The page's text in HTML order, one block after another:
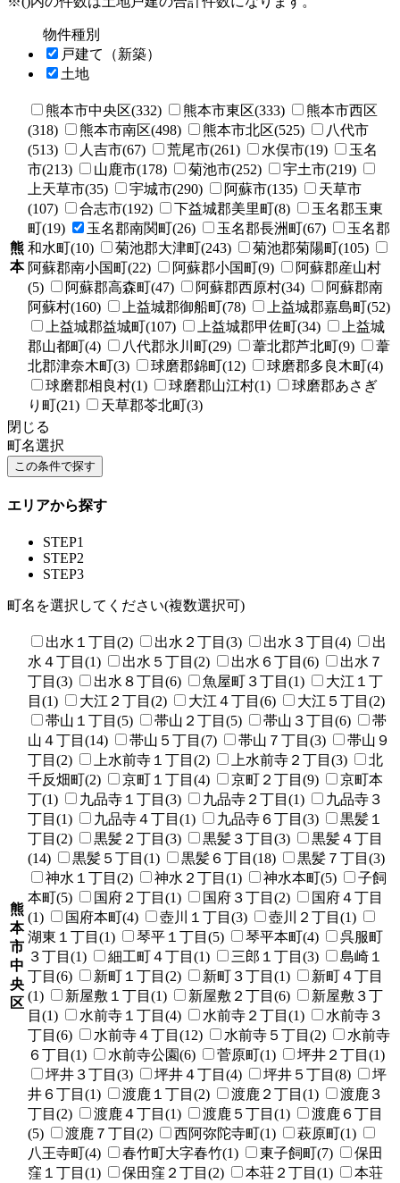
物件種別
戸建て（新築）
土地
熊
本
熊本市中央区(332) 熊本市東区(333)
熊本市西区
(318)
熊本市南区(498) 熊本市北区(525)
八代市
(513)
人吉市(67) 荒尾市(261) 水俣市(19)
玉名
市(213)
山鹿市(178) 菊池市(252)
宇土市(219)
上天草市(35)
宇城市(290) 阿蘇市(135)
天草市
(107)
合志市(192) 下益城郡美里町(8)
玉名郡玉東
町(19)
玉名郡南関町(26) 玉名郡長洲町(67)
玉名郡
和水町(10)
菊池郡大津町(243)
菊池郡菊陽町(105)
阿蘇郡南小国町(22)
阿蘇郡小国町(9)
阿蘇郡産山村
(5)
阿蘇郡高森町(47) 阿蘇郡西原村(34)
阿蘇郡南
阿蘇村(160)
上益城郡御船町(78)
上益城郡嘉島町(52)
上益城郡益城町(107)
上益城郡甲佐町(34)
上益城
郡山都町(4)
八代郡氷川町(29) 葦北郡芦北町(9)
葦
北郡津奈木町(3)
球磨郡錦町(12)
球磨郡多良木町(4)
球磨郡相良村(1)
球磨郡山江村(1)
球磨郡あさぎ
り町(21)
天草郡苓北町(3)
閉じる
町名選択
エリアから探す
STEP1
STEP2
STEP3
町名を選択してください(複数選択可)
熊
本
市
中
央
区
出水１丁目(2) 出水２丁目(3) 出水３丁目(4)
出
水４丁目(1)
出水５丁目(2) 出水６丁目(6)
出水７
丁目(3)
出水８丁目(6) 魚屋町３丁目(1)
大江１丁
目(1)
大江２丁目(2) 大江４丁目(6)
大江５丁目(2)
帯山１丁目(5)
帯山２丁目(5) 帯山３丁目(6)
帯
山４丁目(14)
帯山５丁目(7) 帯山７丁目(3)
帯山９
丁目(2)
上水前寺１丁目(2) 上水前寺２丁目(3)
北
千反畑町(2)
京町１丁目(4) 京町２丁目(9)
京町本
丁(1)
九品寺１丁目(3) 九品寺２丁目(1)
九品寺３
丁目(1)
九品寺４丁目(1) 九品寺６丁目(3)
黒髪１
丁目(2)
黒髪２丁目(3) 黒髪３丁目(3)
黒髪４丁目
(14)
黒髪５丁目(1) 黒髪６丁目(18)
黒髪７丁目(3)
神水１丁目(2)
神水２丁目(1) 神水本町(5)
子飼
本町(5)
国府２丁目(1) 国府３丁目(2)
国府４丁目
(1)
国府本町(4) 壺川１丁目(3)
壺川２丁目(1)
湖東１丁目(1)
琴平１丁目(5) 琴平本町(4)
呉服町
３丁目(1)
細工町４丁目(1) 三郎１丁目(3)
島崎１
丁目(6)
新町１丁目(2) 新町３丁目(1)
新町４丁目
(1)
新屋敷１丁目(1) 新屋敷２丁目(6)
新屋敷３丁
目(1)
水前寺１丁目(4) 水前寺２丁目(1)
水前寺３
丁目(6)
水前寺４丁目(12) 水前寺５丁目(2)
水前寺
６丁目(1)
水前寺公園(6) 菅原町(1)
坪井２丁目(1)
坪井３丁目(3)
坪井４丁目(4) 坪井５丁目(8)
坪
井６丁目(1)
渡鹿１丁目(2) 渡鹿２丁目(1)
渡鹿３
丁目(2)
渡鹿４丁目(1) 渡鹿５丁目(1)
渡鹿６丁目
(5)
渡鹿７丁目(2) 西阿弥陀寺町(1)
萩原町(1)
八王寺町(4)
春竹町大字春竹(1) 東子飼町(7)
保田
窪１丁目(1)
保田窪２丁目(2) 本荘２丁目(1)
本荘